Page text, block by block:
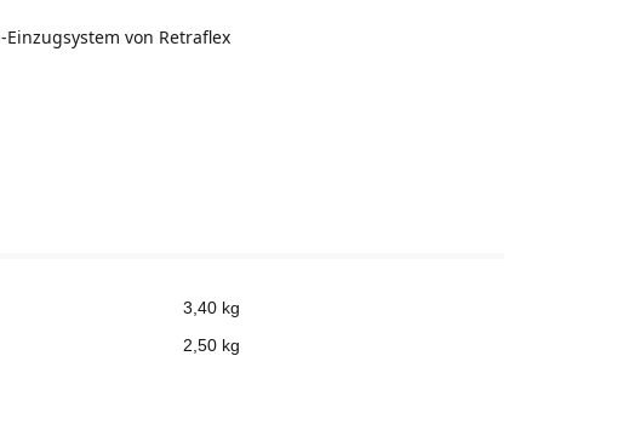
Einzugsystem von Retraflex
3,40 kg
2,50 kg